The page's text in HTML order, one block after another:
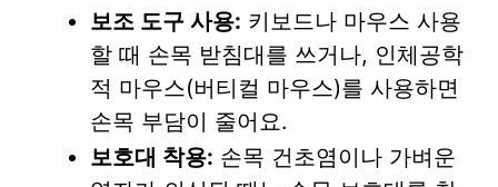
보조 도구 사용: 키보드나 마우스 사용
할 때 손목 받침대를 쓰거나, 인체공학
적 마우스(버티컬 마우스)를 사용하면
손목 부담이 줄어요.
보호대 착용: 손목 건초염이나 가벼운